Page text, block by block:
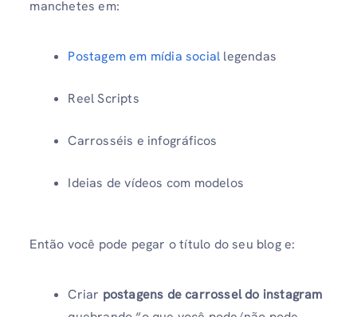
manchetes em:
Postagem em mídia social legendas
Reel Scripts
Carrosséis e infográficos
Ideias de vídeos com modelos
Então você pode pegar o título do seu blog e:
Criar postagens de carrossel do instagram